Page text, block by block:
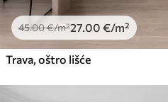
45.00€/m²27.00 €/m²
Trava, oštro lišće